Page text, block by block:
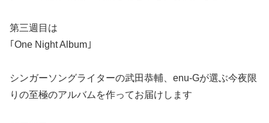
第三週目は
｢One Night Album｣
シンガーソングライターの武田恭輔、enu-Gが選ぶ今夜限
りの至極のアルバムを作ってお届けします